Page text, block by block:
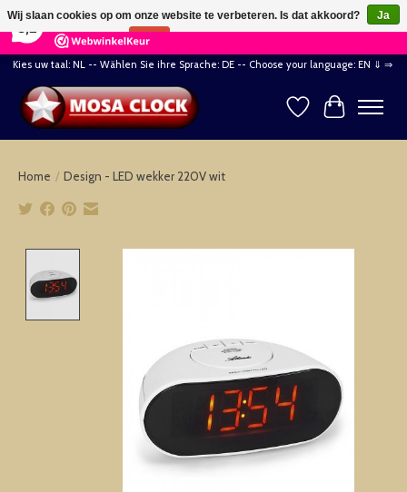
164 Reviews ×
Kies uw taal: NL -- Wählen Sie ihre Sprache: DE -- Choose your language: EN ⇓ ⇒
Verlanglijst
Home / Design - LED wekker 220V wit
Wij slaan cookies op om onze website te verbeteren. Is dat akkoord?
Ja
Nee